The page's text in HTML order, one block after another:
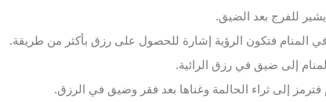
للفرج بعد الضيق.
المنام فتكون الرؤية إشارة للحصول على رزق بأكثر من طريقة.
إلى ضيق في رزق الرائية.
إلى ثراء الحالمة وغناها بعد فقر وضيق في الرزق.